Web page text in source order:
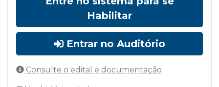
Habilitar
Entrar no Auditório
Consulte o edital e documentação